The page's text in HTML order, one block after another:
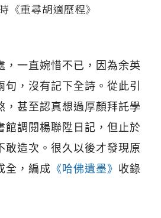
《重尋胡適歷程》
，一直婉惜不已，因為余英
句，沒有記下全詩。從此引
，甚至認真想過厚顏拜託學
館調閱楊聯陞日記，但止於
敢造次。很久以後才發現原
全，編成 《哈佛遺墨》 收錄